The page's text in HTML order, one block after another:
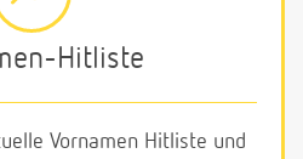
Hitliste
Vornamen Hitliste und